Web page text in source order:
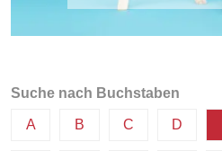
Suche nach Buchstaben
A B C D